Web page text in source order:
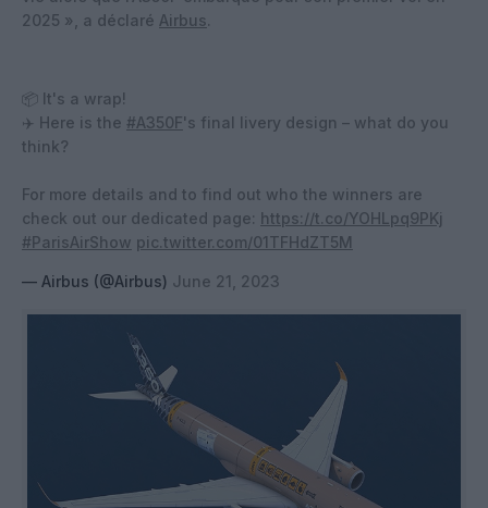
2025 », a déclaré Airbus.
📦 It's a wrap!
✈️ Here is the #A350F's final livery design – what do you
think?
For more details and to find out who the winners are
check out our dedicated page: https://t.co/YOHLpq9PKj
#ParisAirShow pic.twitter.com/01TFHdZT5M
— Airbus (@Airbus) June 21, 2023